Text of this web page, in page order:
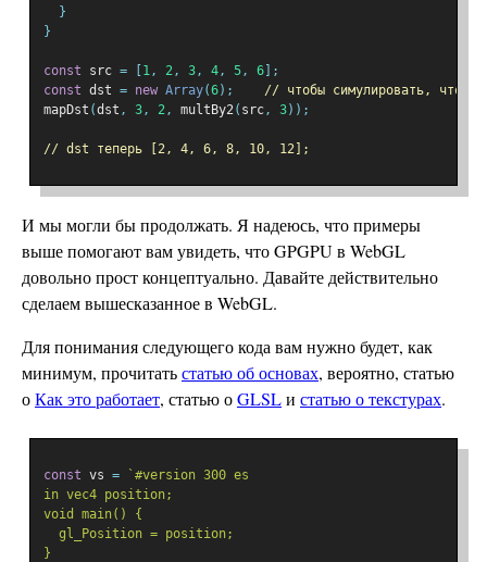
}
}
const src = 1, 2, 3, 4, 5, 6 ];
const dst = new Array(6);
// чтобы симулировать, что в
mapDst (dst , 3, 2, multBy2( src, 3));
// dst теперь [2, 4, 6, 8, 10, 12];
И мы могли бы продолжать. Я надеюсь, что примеры
выше помогают вам увидеть, что GPGPU в WebGL
довольно прост концептуально. Давайте действительно
сделаем вышесказанное в WebGL.
Для понимания следующего кода вам нужно будет, как
минимум, прочитатьстатью об основах, вероятно, статью
оКак это работает, статью оGLSLи статью о текстурах.
const vs =
`#version 300 es
in vec4 position;
void main() {
  gl_Position = position;
}